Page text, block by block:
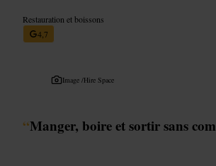
Restauration et boissons
4,7
Image /Hire Space
“Manger, boire et sortir sans